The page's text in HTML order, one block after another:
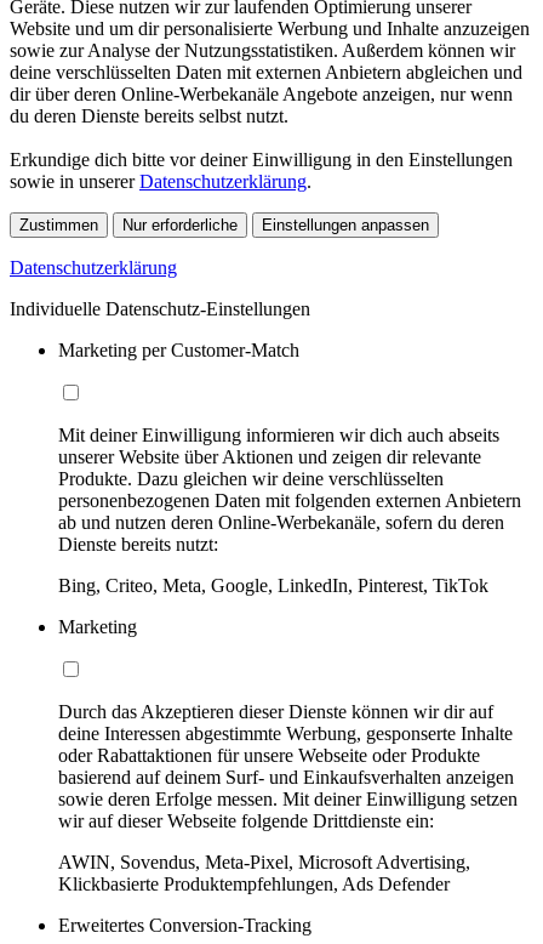
Geräte. Diese nutzen wir zur laufenden Optimierung unserer
Website und um dir personalisierte Werbung und Inhalte anzuzeigen
sowie zur Analyse der Nutzungsstatistiken. Außerdem können wir
deine verschlüsselten Daten mit externen Anbietern abgleichen und
dir über deren Online-Werbekanäle Angebote anzeigen, nur wenn
du deren Dienste bereits selbst nutzt.
Erkundige dich bitte vor deiner Einwilligung in den Einstellungen
sowie in unsererDatenschutzerklärung.
Zustimmen Nur erforderliche Einstellungen anpassen
Datenschutzerklärung
Individuelle Datenschutz-Einstellungen
Marketing per Customer-Match
Mit deiner Einwilligung informieren wir dich auch abseits
unserer Website über Aktionen und zeigen dir relevante
Produkte. Dazu gleichen wir deine verschlüsselten
personenbezogenen Daten mit folgenden externen Anbietern
ab und nutzen deren Online-Werbekanäle, sofern du deren
Dienste bereits nutzt:
Bing, Criteo, Meta, Google, LinkedIn, Pinterest, TikTok
Marketing
Durch das Akzeptieren dieser Dienste können wir dir auf
deine Interessen abgestimmte Werbung, gesponserte Inhalte
oder Rabattaktionen für unsere Webseite oder Produkte
basierend auf deinem Surf- und Einkaufsverhalten anzeigen
sowie deren Erfolge messen. Mit deiner Einwilligung setzen
wir auf dieser Webseite folgende Drittdienste ein:
AWIN, Sovendus, Meta-Pixel, Microsoft Advertising,
Klickbasierte Produktempfehlungen, Ads Defender
Erweitertes Conversion-Tracking